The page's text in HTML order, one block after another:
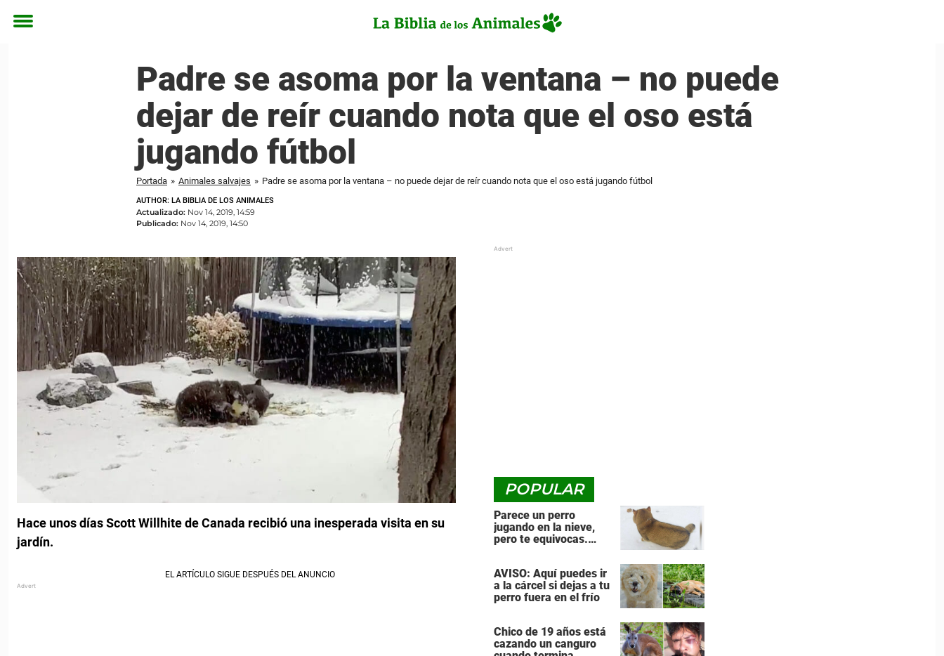
Toggle
Padre se asoma por la ventana – no puede
dejar de reír cuando nota que el oso está
jugando fútbol
Portada » Animales salvajes » Padre se asoma por la ventana – no puede dejar de reír cuando nota que el oso está jugando fútbol
AUTHOR: LA BIBLIA DE LOS ANIMALES
Actualizado: Nov 14, 2019, 14:59
Publicado: Nov 14, 2019, 14:50
Hace unos díasScott Willhite de Canada recibió una inesperada visita en su
jardín.
POPULAR
Parece un perro
jugando en la nieve,
pero te equivocas.
vuelta!
AVISO: Aquí puedes ir
a la cárcel si dejas a tu
perro fuera en el frío
Chico de 19 años está
cazando un canguro